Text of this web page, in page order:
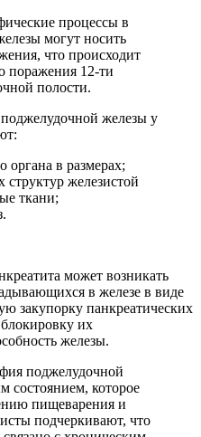
процессы в
могут носить
что происходит
поражения 12-ти
полости.
железы у
в размерах;
железистой
ткани;
может возникать
в железе в виде
закупорку панкреатических
их
железы.
поджелудочной
состоянием, которое
пищеварения и
подчеркивают, что